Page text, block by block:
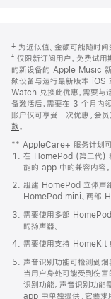
页
页
脚
注
‡ 为近似值。金额可能随时间
⁺ 仅限新订阅用户。免费试
的新设备的 Apple Music 新
频设备与运行最新版本
Watch 兑换此优惠，需要与
备激活后，需要在 3 个月内
账户仅可享受一次优惠。会
款。
窗
口
中
打
开)
** AppleCare+ 服务计划可
在 HomePod (第二代)
能的 app 中的兼容内容
组建 HomePod 立体声
HomePod mini、两部
需要使用多部
的扬声器。
需要使用支持 HomeKit
声音识别功能可检测到烟
当用户身处可能受到伤害
识别功能。声音识别功能
app 中单独提供。它要